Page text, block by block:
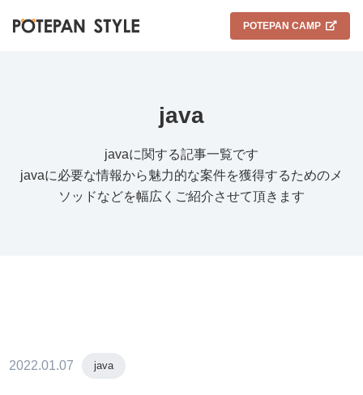
POTEPAN CAMP
java
javaに関する記事一覧です
javaに必要な情報から魅力的な案件を獲得するためのメ
ソッドなどを幅広くご紹介させて頂きます
2022.01.07 java